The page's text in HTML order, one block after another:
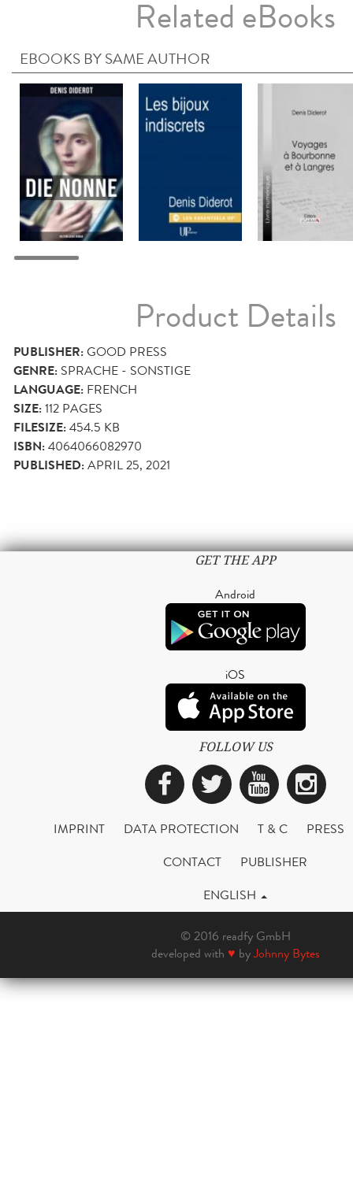
Related eBooks
EBOOKS BY SAME AUTHOR
Product Details
PUBLISHER:GOOD PRESS
GENRE: SPRACHE - SONSTIGE
LANGUAGE: FRENCH
SIZE:112 PAGES
FILESIZE:454.5 KB
ISBN:4064066082970
PUBLISHED:APRIL 25, 2021
GET THE APP
Android
iOS
FOLLOW US
Facebook
Twitter
IMPRINT DATA PROTECTION T & C
PRESS
CONTACT
PUBLISHER
ENGLISH
© 2016 readfy GmbH
developed with ♥ byJohnny Bytes